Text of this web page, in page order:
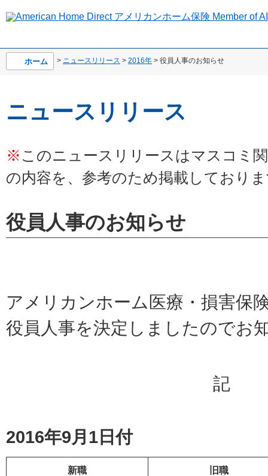
ホーム > ニュースリリース > 2016年 > 役員人事のお知らせ
ニュースリリース
※ このニュースリリースはマスコミ
の内容を、参考のため掲載しており
役員人事のお知らせ
アメリカンホーム医療・損害保
役員人事を決定しましたのでお
記
2016年9月1日付
新職 旧職